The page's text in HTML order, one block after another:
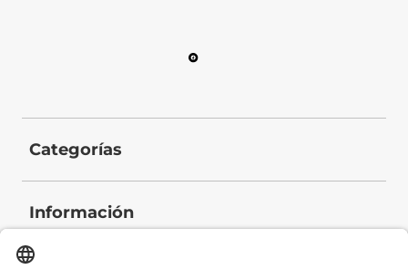
Categorías
Información